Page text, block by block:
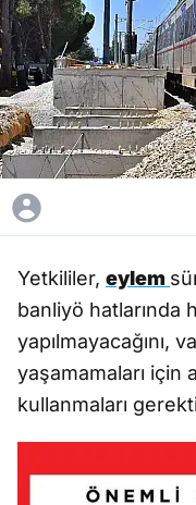
Yetkililer, eylem
banliyö hatlarında
yapılmayacağını,
yaşamamaları için
kullanmaları